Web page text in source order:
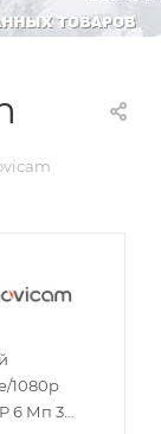
1080р
6 Мп 30